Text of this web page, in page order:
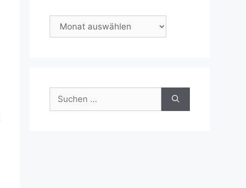
Archiv
nach: